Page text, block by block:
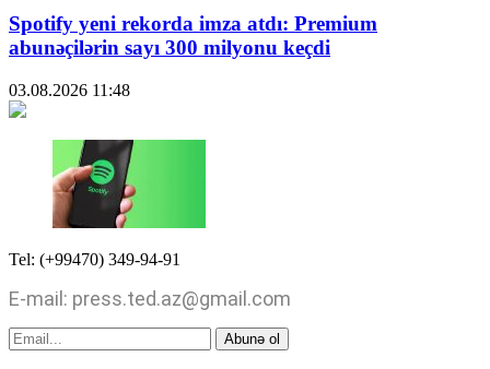
Spotify yeni rekorda imza atdı: Premium
abunəçilərin sayı 300 milyonu keçdi
03.08.2026 11:48
Tel: (+99470) 349-94-91
E-mail: press.ted.az@gmail.com
Abunə ol